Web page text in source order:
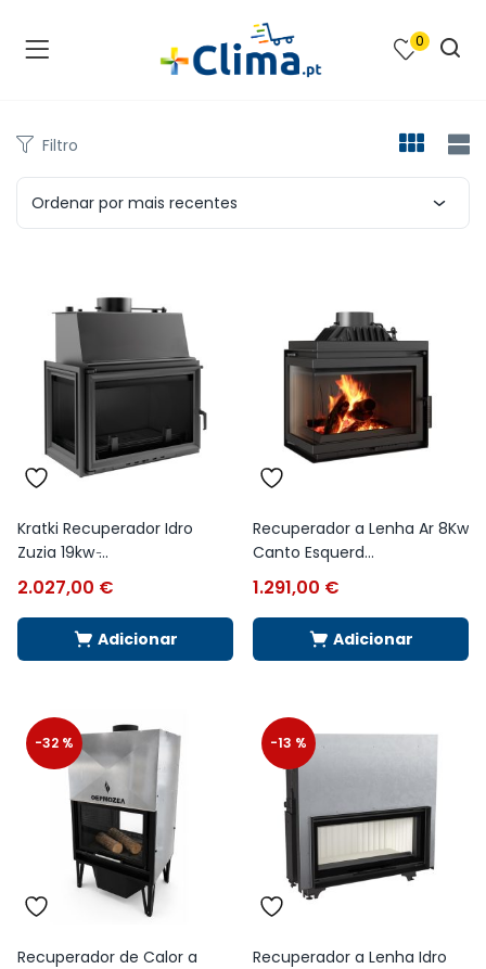
e Barbecues )
renováveis )
0
Filtro
Ordenar por mais recentes
Kratki Recuperador Idro
Zuzia 19kw ̵...
2.027,00 €
Adicionar
Recuperador a Lenha Ar 8Kw
Canto Esquerd...
1.291,00 €
Adicionar
-32 %
Recuperador de Calor a
-13 %
Recuperador a Lenha Idro